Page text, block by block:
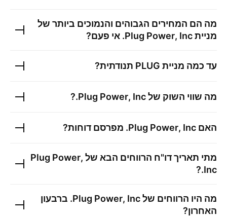
מה הם המחירים הגבוהים והנמוכים ביותר של
מנייתPlug Power, Inc. אי פעם?
עד כמה מניית PLUG תנודתית?
מה שווי השוק שלPlug Power, Inc.
?
האם Plug Power, Inc. מפרסם דוחות?
מתי תאריך דו"ח הרווחים הבא של Plug Power,
Inc.
?
מה היו הרווחים שלPlug Power, Inc. ברבעון
האחרון?